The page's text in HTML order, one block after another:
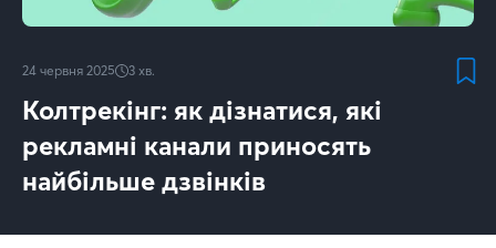
24 червня 2025 3 хв.
Колтрекінг: як дізнатися, які
рекламні канали приносять
найбільше дзвінків